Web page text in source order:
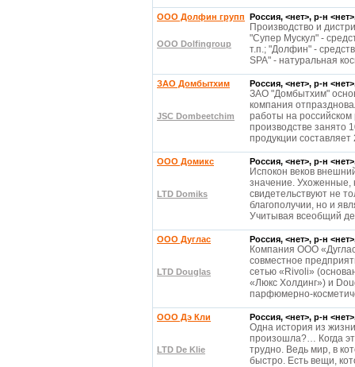
ООО Долфин групп Россия, <нет>, р-н
ООО Dolfingroup
Производство и
"Супер Мускул" -
т.п.; "Долфин" -
SPA" - натуральная
ЗАО Домбытхим Россия, <нет>, р-н
JSC Dombeetchim
ЗАО "Домбытхим"
компания
работы на
производстве занято
продукции
ООО Домикс Россия, <нет>, р-н
LTD Domiks
Испокон веков
значение. Ухоженные,
свидетельствуют не
благополучии, но и
Учитывая всеобщий
ООО Дуглас Россия, <нет>, р-н
LTD Douglas
Компания ООО
совместное
сетью «Rivoli»
«Люкс Холдинг») и
парфюмерно-
ООО Дэ Кли Россия, <нет>, р-н
LTD De Klie
Одна история из
произошла?… Когда
трудно. Ведь мир, в
быстро. Есть вещи,